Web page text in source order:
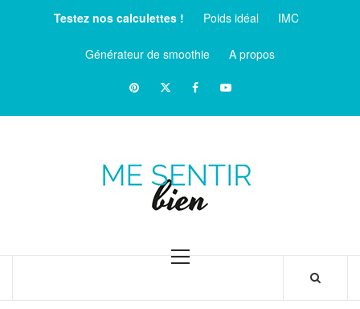
Testez nos calculettes ! Poids idéal IMC
Générateur de smoothie
A propos
PinterestTwitterfacebookYoutube
Menu